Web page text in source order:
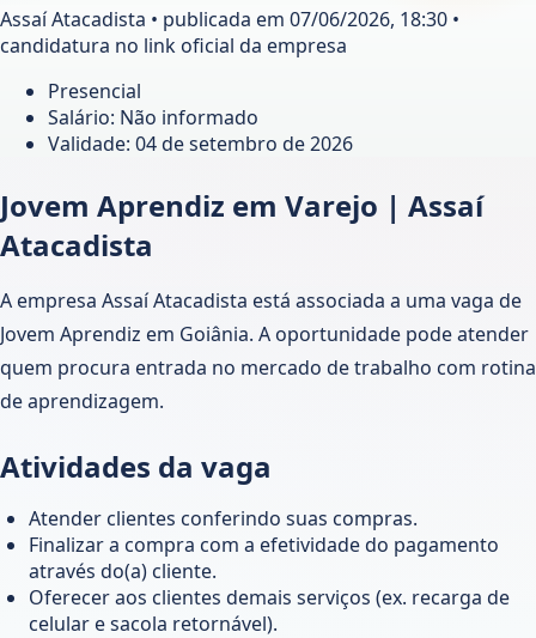
Assaí Atacadista • publicada em 07/06/2026, 18:30 •
candidatura no link oficial da empresa
Presencial
Salário: Não informado
Validade: 04 de setembro de 2026
Jovem Aprendiz em Varejo | Assaí
Atacadista
A empresa Assaí Atacadista está associada a uma vaga de
Jovem Aprendiz em Goiânia. A oportunidade pode atender
quem procura entrada no mercado de trabalho com rotina
de aprendizagem.
Atividades da vaga
Atender clientes conferindo suas compras.
Finalizar a compra com a efetividade do pagamento
através do(a) cliente.
Oferecer aos clientes demais serviços (ex. recarga de
celular e sacola retornável).